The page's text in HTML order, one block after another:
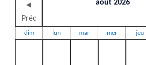
◄
Préc
août 2026
dim lun mar mer jeu